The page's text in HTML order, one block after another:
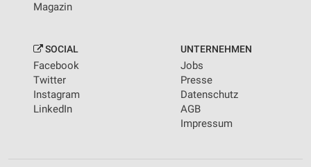
Magazin
SOCIAL
Facebook
Twitter
Instagram
LinkedIn
UNTERNEHMEN
Jobs
Presse
Datenschutz
AGB
Impressum